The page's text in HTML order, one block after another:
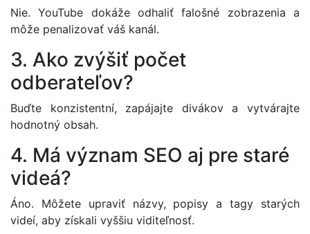
Nie. YouTube dokáže odhaliť falošné zobrazenia a
môže penalizovať váš kanál.
3. Ako zvýšiť počet
odberateľov?
Buďte konzistentní, zapájajte divákov a vytvárajte
hodnotný obsah.
4. Má význam SEO aj pre staré
videá?
Áno. Môžete upraviť názvy, popisy a tagy starých
videí, aby získali vyššiu viditeľnosť.